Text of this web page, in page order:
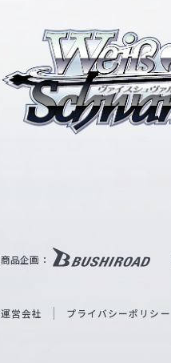
ス
W
i
商品企画：
運営会社 プライバシーポリシー